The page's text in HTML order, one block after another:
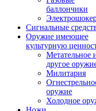
баллончики
Сигнальные
Оружие имеющее
культурную
Метательное
другое
Милитария
оружие
Холодное